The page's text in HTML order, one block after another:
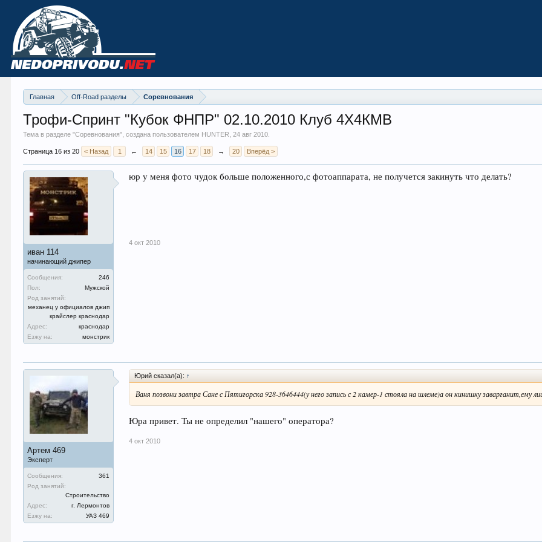
Главная Off-Road разделы Соревнования
Трофи-Спринт "Кубок ФНПР" 02.10.2010 Клуб 4X4КМВ
Тема в разделе "Соревнования", создана пользователем HUNTER,24 авг 2010
Страница 16 из 20 < Назад 1 ← 14 15 16 17 18 → 20 Вперёд >
иван 114
начинающий джипер
Сообщения:
246
Пол:
Мужской
Род занятий:
механец у официалов джип
крайслер краснодар
Адрес:
краснодар
Езжу на:
монстрик
юр у меня фото чудок больше положенного,с фотоаппарата, не получется закинуть что делать?
4 окт 2010
Артем 469
Эксперт
Сообщения:
361
Род занятий:
Строительство
Адрес:
г. Лермонтов
Езжу на:
УАЗ 469
Юрий сказал(а): ↑
Ваня позвони завтра Сане с Пятигорска 928-3646444(у него запись с 2 камер-1 стояла на шлеме)а он кинишку заварганит,ему
Юра привет. Ты не определил "нашего" оператора?
4 окт 2010